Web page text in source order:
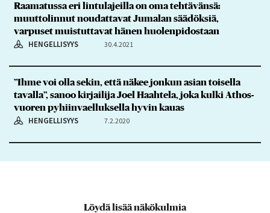
Raamatussa eri lintulajeilla on oma tehtävänsä:
muuttolinnut noudattavat Jumalan säädöksiä,
varpuset muistuttavat hänen huolenpidostaan
HENGELLISYYS 30.4.2021
”Ihme voi olla sekin, että näkee jonkun asian toisella
tavalla”, sanoo kirjailija Joel Haahtela, joka kulki Athos-
vuoren pyhiinvaelluksella hyvin kauas
HENGELLISYYS 7.2.2020
Löydä lisää näkökulmia